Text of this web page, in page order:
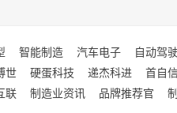
智能制造 汽车电子 自动驾驶
世 硬蛋科技 递杰科进 首自
联 制造业资讯 品牌推荐官